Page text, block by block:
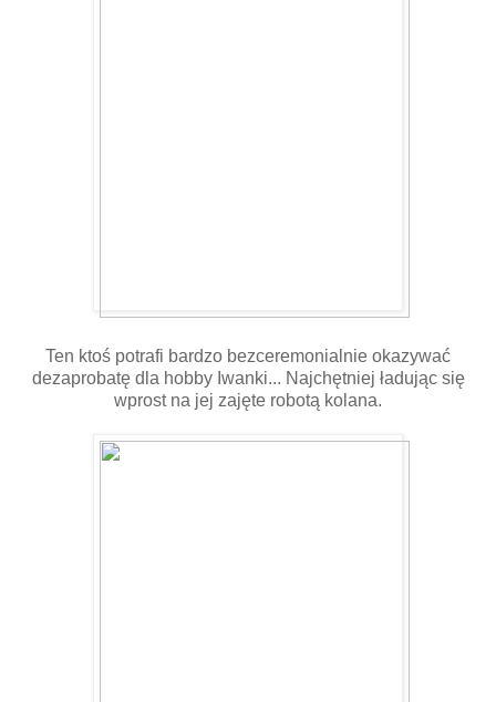
Ten ktoś potrafi bardzo bezceremonialnie okazywać
dezaprobatę dla hobby Iwanki... Najchętniej ładując się
wprost na jej zajęte robotą kolana.